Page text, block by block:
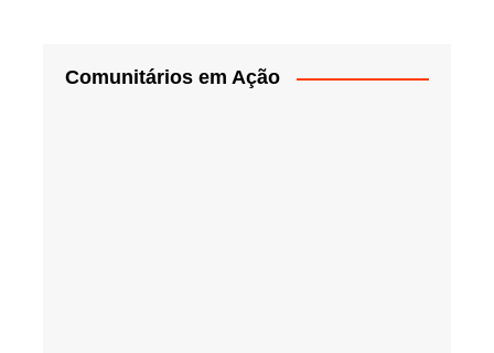
Comunitários em Ação